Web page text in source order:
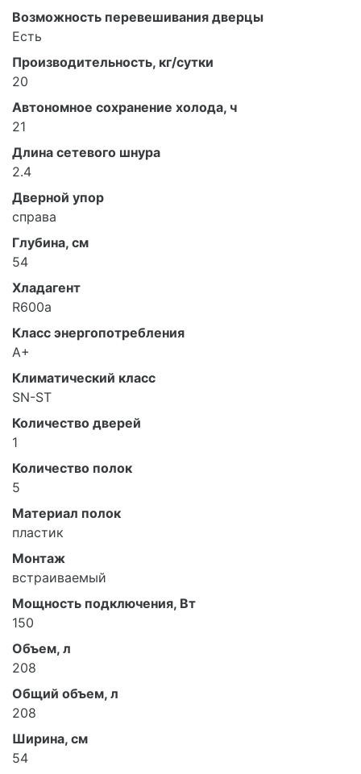
Возможность перевешивания дверцы
Есть
Производительность, кг/сутки
20
Автономное сохранение холода, ч
21
Длина сетевого шнура
2.4
Дверной упор
справа
Глубина, см
54
Хладагент
R600a
Класс энергопотребления
A+
Климатический класс
SN-ST
Количество дверей
1
Количество полок
5
Материал полок
пластик
Монтаж
встраиваемый
Мощность подключения, Вт
150
Объем, л
208
Общий объем, л
208
Ширина, см
54